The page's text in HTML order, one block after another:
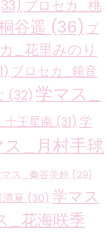
プロセカ_桃
谷遥 (36) プ
_花里みのり
プロセカ_鏡音
(32) 学マス_
十王星南 (31) 学
ス_月村手毬
ス_秦谷美鈴 (29)
夏 (30) 学マス
_花海咲季